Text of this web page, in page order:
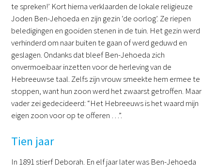
te spreken!’ Kort hierna verklaarden de lokale religieuze
Joden Ben-Jehoeda en zijn gezin ‘de oorlog’. Ze riepen
beledigingen en gooiden stenen in de tuin. Het gezin werd
verhinderd om naar buiten te gaan of werd geduwd en
geslagen. Ondanks dat bleef Ben-Jehoeda zich
onvermoeibaar inzetten voor de herleving van de
Hebreeuwse taal. Zelfs zijn vrouw smeekte hem ermee te
stoppen, want hun zoon werd het zwaarst getroffen. Maar
vader zei gedecideerd: “Het Hebreeuws is het waard mijn
eigen zoon voor op te offeren …”.
Tien jaar
In 1891 stierf Deborah. En elf jaar later was Ben-Jehoeda